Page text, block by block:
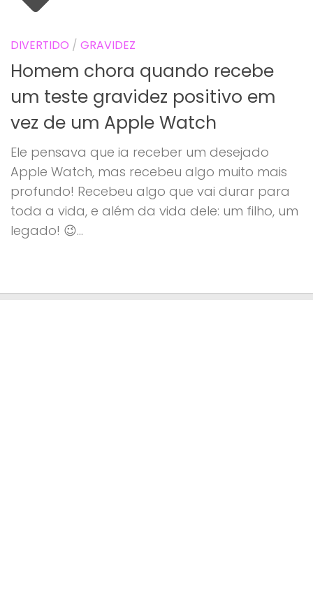
DIVERTIDO / GRAVIDEZ
Homem chora quando recebe
um teste gravidez positivo em
vez de um Apple Watch
Ele pensava que ia receber um desejado
Apple Watch, mas recebeu algo muito mais
profundo! Recebeu algo que vai durar para
toda a vida, e além da vida dele: um filho, um
legado! 😉...